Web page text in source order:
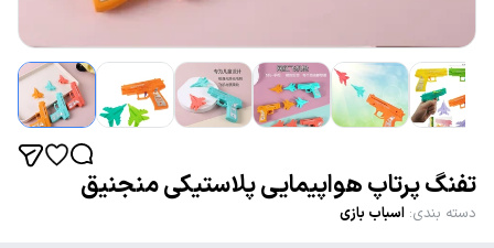
تفنگ پرتاپ هواپیمایی پلاستیکی منجنیق
دسته بندی: اسباب بازی